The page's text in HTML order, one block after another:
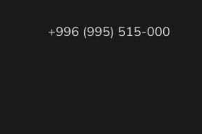
+996 (995) 515-000